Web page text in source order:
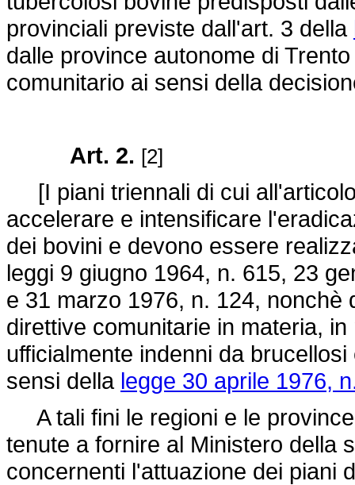
provinciali previste dall'art. 3 della
dalle province autonome di
comunitario ai sensi della
Art. 2. [2]
[I piani triennali di cui
accelerare e intensificare
dei bovini e devono essere
leggi 9 giugno 1964, n. 615, 23
e 31 marzo 1976, n. 124, nonchè
direttive comunitarie in materia,
ufficialmente indenni da
sensi della legge 30 aprile 1976,
A tali fini le regioni e le
tenute a fornire al Ministero della
concernenti l'attuazione dei piani